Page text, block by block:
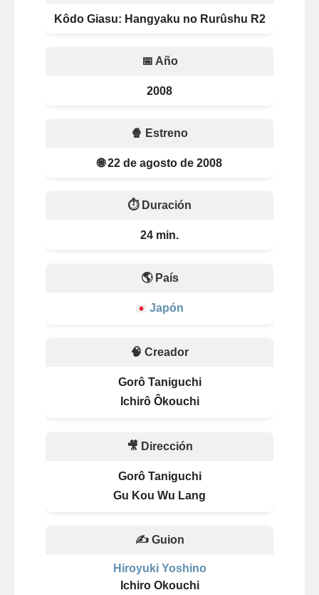
Kôdo Giasu: Hangyaku no Rurûshu R2
📅 Año
2008
🍿 Estreno
🌐 22 de agosto de 2008
⏱️ Duración
24 min.
🌎 País
Japón
🧠 Creador
Gorô Taniguchi
Ichirô Ôkouchi
🎥 Dirección
Gorô Taniguchi
Gu Kou Wu Lang
✍️ Guion
Hiroyuki Yoshino
Ichiro Okouchi